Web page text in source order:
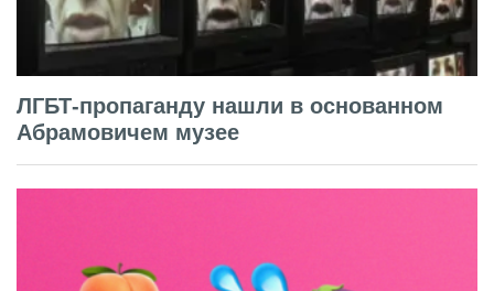
ЛГБТ-пропаганду нашли в основанном
Абрамовичем музее